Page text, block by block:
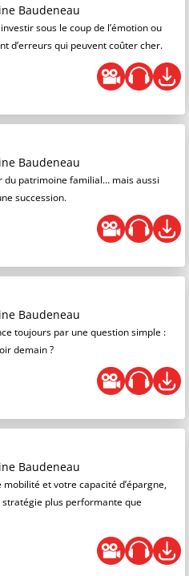
Baudeneau
sous le coup de l’émotion ou
d’erreurs qui peuvent coûter cher.
Baudeneau
du patrimoine familial… mais aussi
succession.
Baudeneau
toujours par une question simple :
demain ?
Baudeneau
et votre capacité d’épargne,
plus performante que